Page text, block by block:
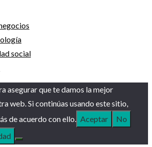
social
asegurar que te damos la mejor
web. Si continúas usando este sitio,
de acuerdo con ello. Aceptar
No